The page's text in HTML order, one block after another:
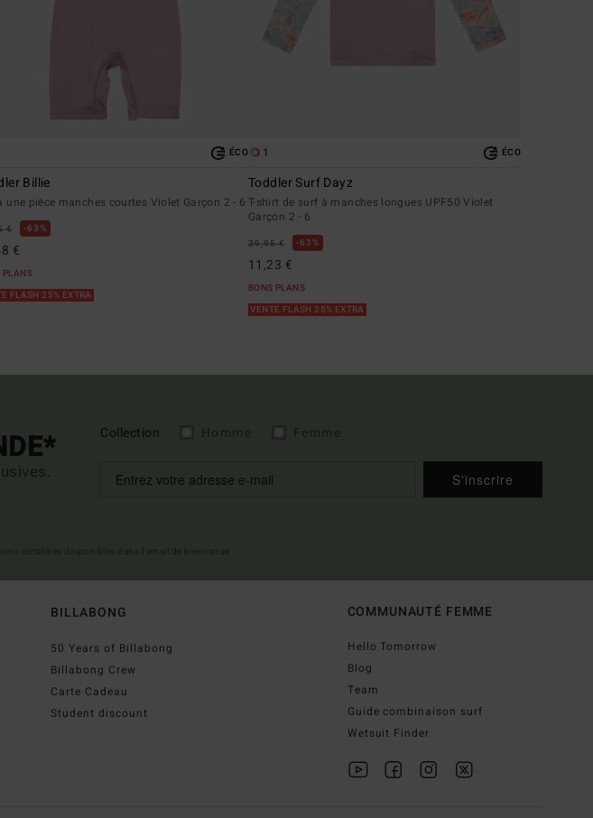
ÉCO
Billie
une pièce manches courtes Violet Garçon 2 - 6
€ 63%
€
PLANS
FLASH 25% EXTRA
1 ÉCO
Toddler Surf Dayz
T-shirt de surf à manches longues UPF50 Violet
Garçon 2 - 6
29,95 € 63%
11,23 €
BONS PLANS
VENTE FLASH 25% EXTRA
Collection
S'inscrire
BILLABONG
50 Years of Billabong
Billabong Crew
Carte Cadeau
Student discount
COMMUNAUTÉ FEMME
Hello Tomorrow
Blog
Team
Guide combinaison surf
Wetsuit Finder